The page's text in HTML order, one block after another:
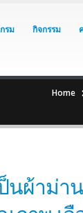
รม กิจกรรม
Home
นผ้าม่า